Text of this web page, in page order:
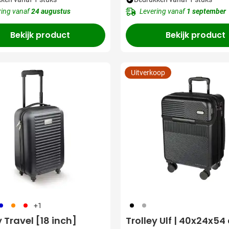
vanaf24 augustus
Bekijk product
Levering vanaf1 september
Bekijk product
007 008 +1
Travel [18 inch]
001 491
Trolley Ulf | 40x24x54
Uitverkoop